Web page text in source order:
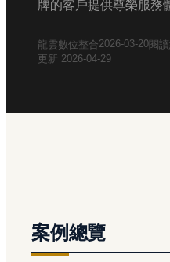
牌的客戶提供尊榮服務
龍雲數位整合2026-03-20閱
更新 2026-04-29
案例總覽